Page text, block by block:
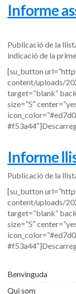
Informe
Publicació de la
indicació de la
[su_button
content/uploads/
target=”blank”
size=”5″
Informe
Publicació de la
[su_button
content/uploads/
target=”blank”
size=”5″
Benvinguda
Qui som